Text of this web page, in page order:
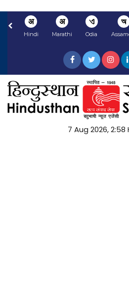
अ
Hindi
अ
Marathi
ଏ
Odia
অ
7 Aug 2026, 2:58